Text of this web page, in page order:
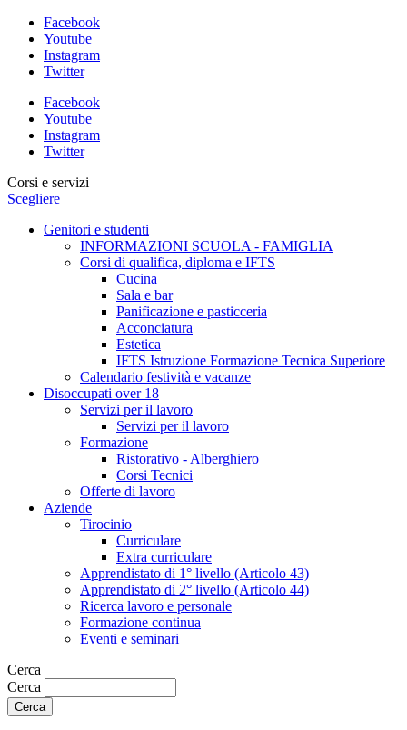
Facebook
Youtube
Instagram
Twitter
Facebook
Youtube
Instagram
Twitter
Corsi e servizi
Scegliere
Genitori e studenti
INFORMAZIONI SCUOLA - FAMIGLIA
Corsi di qualifica, diploma e IFTS
Cucina
Sala e bar
Panificazione e pasticceria
Acconciatura
Estetica
IFTS Istruzione Formazione Tecnica Superiore
Calendario festività e vacanze
Disoccupati over 18
Servizi per il lavoro
Servizi per il lavoro
Formazione
Ristorativo - Alberghiero
Corsi Tecnici
Offerte di lavoro
Aziende
Tirocinio
Curriculare
Extra curriculare
Apprendistato di 1° livello (Articolo 43)
Apprendistato di 2° livello (Articolo 44)
Ricerca lavoro e personale
Formazione continua
Eventi e seminari
Cerca
Cerca